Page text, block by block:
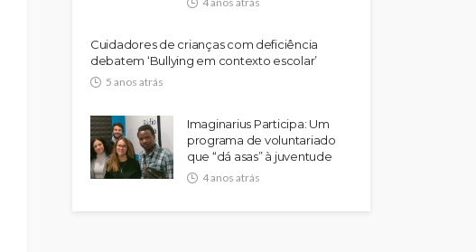
Cuidadores de crianças com deficiência
debatem ‘Bullying em contexto escolar’
5 anos atrás
Imaginarius Participa: Um
programa de voluntariado
que “dá asas” à juventude
4 anos atrás